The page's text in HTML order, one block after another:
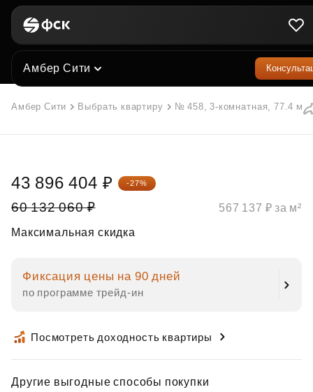
Амбер Сити
Амбер Сити Выбрать квартиру № 458, 3-комнатная, 77.4 м²
60 132 060 ₽
43 896 404 ₽ -27%
Максимальная скидка
Фиксация цены на 90 дней
по программе трейд‑ин
Посмотреть доходность квартиры
Другие выгодные способы покупки
567 137 ₽ за м²